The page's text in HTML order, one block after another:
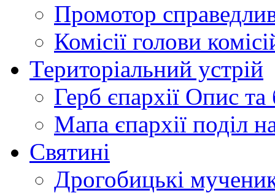
Промотор
Комісії голови
Територіальний устрій
Герб єпархії Опис та
Мапа єпархії поділ
Святині
Дрогобицькі